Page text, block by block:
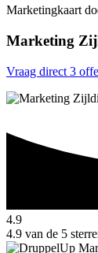
Marketingkaart
Marketing
Vraag direct 3
4.9
4.9 van de 5